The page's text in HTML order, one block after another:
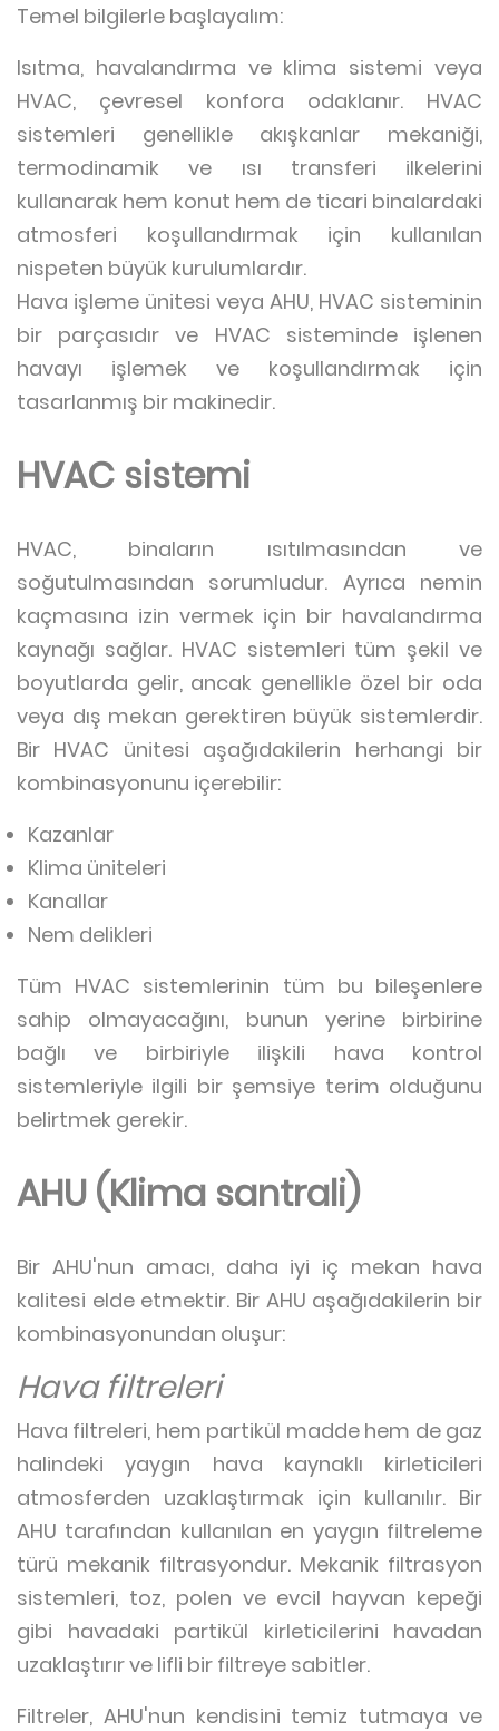
Temel bilgilerle başlayalım:
Isıtma, havalandırma ve klima sistemi veya
HVAC, çevresel konfora odaklanır. HVAC
sistemleri genellikle akışkanlar mekaniği,
termodinamik ve ısı transferi ilkelerini
kullanarak hem konut hem de ticari binalardaki
atmosferi koşullandırmak için kullanılan
nispeten büyük kurulumlardır.
Hava işleme ünitesi veya AHU, HVAC sisteminin
bir parçasıdır ve HVAC sisteminde işlenen
havayı işlemek ve koşullandırmak için
tasarlanmış bir makinedir.
HVAC sistemi
HVAC, binaların ısıtılmasından ve
soğutulmasından sorumludur. Ayrıca nemin
kaçmasına izin vermek için bir havalandırma
kaynağı sağlar. HVAC sistemleri tüm şekil ve
boyutlarda gelir, ancak genellikle özel bir oda
veya dış mekan gerektiren büyük sistemlerdir.
Bir HVAC ünitesi aşağıdakilerin herhangi bir
kombinasyonunu içerebilir:
Kazanlar
Klima üniteleri
Kanallar
Nem delikleri
Tüm HVAC sistemlerinin tüm bu bileşenlere
sahip olmayacağını, bunun yerine birbirine
bağlı ve birbiriyle ilişkili hava kontrol
sistemleriyle ilgili bir şemsiye terim olduğunu
belirtmek gerekir.
AHU (Klima santrali)
Bir AHU'nun amacı, daha iyi iç mekan hava
kalitesi elde etmektir. Bir AHU aşağıdakilerin bir
kombinasyonundan oluşur:
Hava filtreleri
Hava filtreleri, hem partikül madde hem de gaz
halindeki yaygın hava kaynaklı kirleticileri
atmosferden uzaklaştırmak için kullanılır. Bir
AHU tarafından kullanılan en yaygın filtreleme
türü mekanik filtrasyondur. Mekanik filtrasyon
sistemleri, toz, polen ve evcil hayvan kepeği
gibi havadaki partikül kirleticilerini havadan
uzaklaştırır ve lifli bir filtreye sabitler.
Filtreler, AHU'nun kendisini temiz tutmaya ve